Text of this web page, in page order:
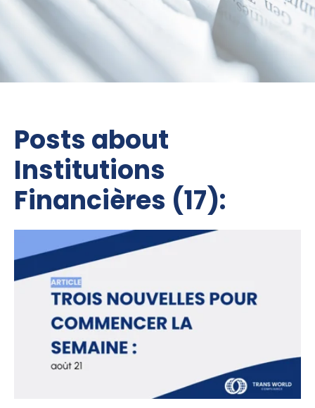
Posts about
Institutions
Financières (17):